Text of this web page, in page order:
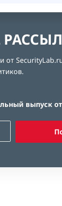
от
выпуск